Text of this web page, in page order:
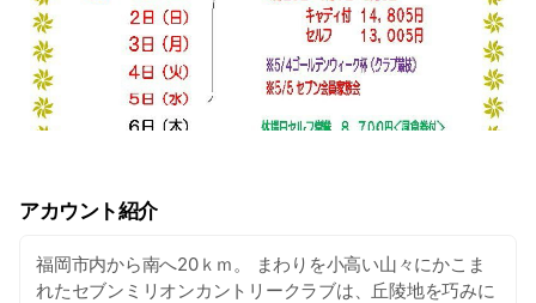
アカウント紹介
福岡市内から南へ20ｋｍ。 まわりを小高い山々にかこま
れたセブンミリオンカントリークラブは、丘陵地を巧みに